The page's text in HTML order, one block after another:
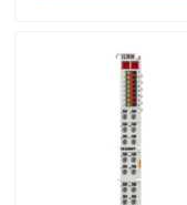
Para casa